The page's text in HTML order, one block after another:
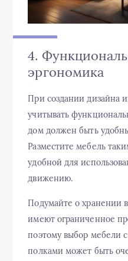
4.
эргономика
При создании дизайна
учитывать
дом должен быть
Разместите мебель
удобной для
движению.
Подумайте о хранении
имеют ограниченное
поэтому выбор мебели
полками может быть